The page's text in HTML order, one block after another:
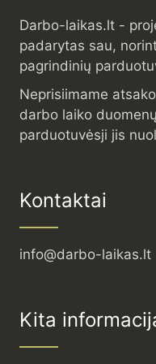
Darbo-laikas.lt -
padarytas sau,
pagrindinių
Neprisiimame
darbo laiko
parduotuvėsji jis
Kontaktai
info@darbo-laikas.lt
Kita